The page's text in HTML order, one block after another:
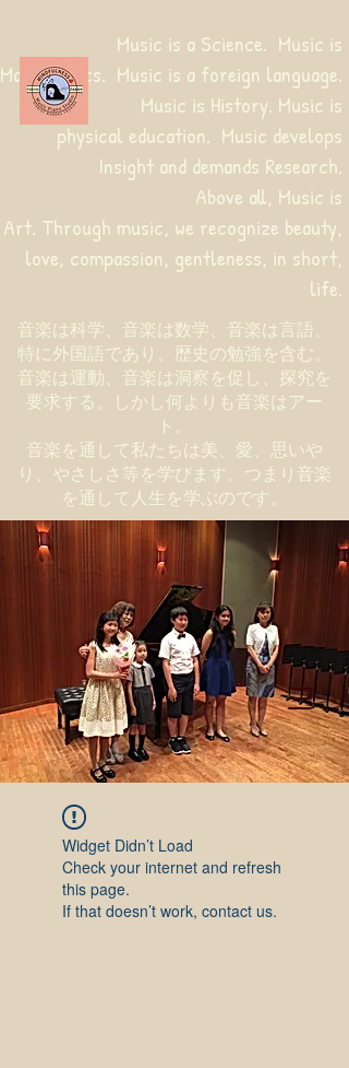
音楽は科学、音楽は数学、音楽は言語、
特に外国語であり、歴史の勉強を含む。
音楽は運動、音楽は洞察を促し、探究を
要求する。しかし何よりも音楽はアー
ト。
音楽を通して私たちは美、愛、思いや
り、やさしさ等を学びます。つまり音楽
を通して人生を学ぶのです。
Music is a Science. Music is
Mathematics. Music is a foreign language.
Music is History. Music is
physical education. Music develops
Insight and demands Research.
Above all, Music is
Art. Through music, we recognize beauty,
love, compassion, gentleness, in short,
life.
Widget Didn’t Load
Check your internet and refresh
this page.
If that doesn’t work, contact us.